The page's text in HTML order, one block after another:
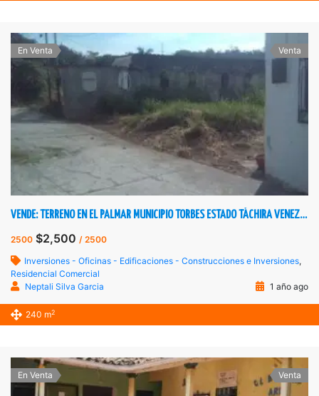
En Venta Venta
VENDE: TERRENO EN EL PALMAR MUNICIPIO TORBES ESTADO TÁCHIRA VENEZUELA.
2500 $2,500 / 2500
Inversiones - Oficinas - Edificaciones - Construcciones e Inversiones,
Residencial Comercial
Neptali Silva Garcia
1 año ago
240 m2
En Venta Venta